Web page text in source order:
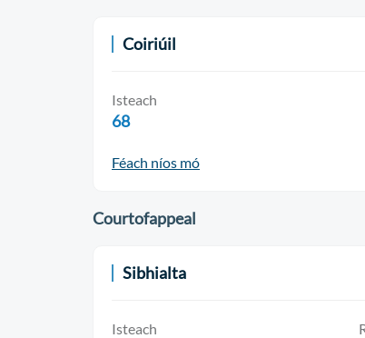
Coiriúil
Isteach
68
Féach níos mó
Courtofappeal
Sibhialta
Isteach